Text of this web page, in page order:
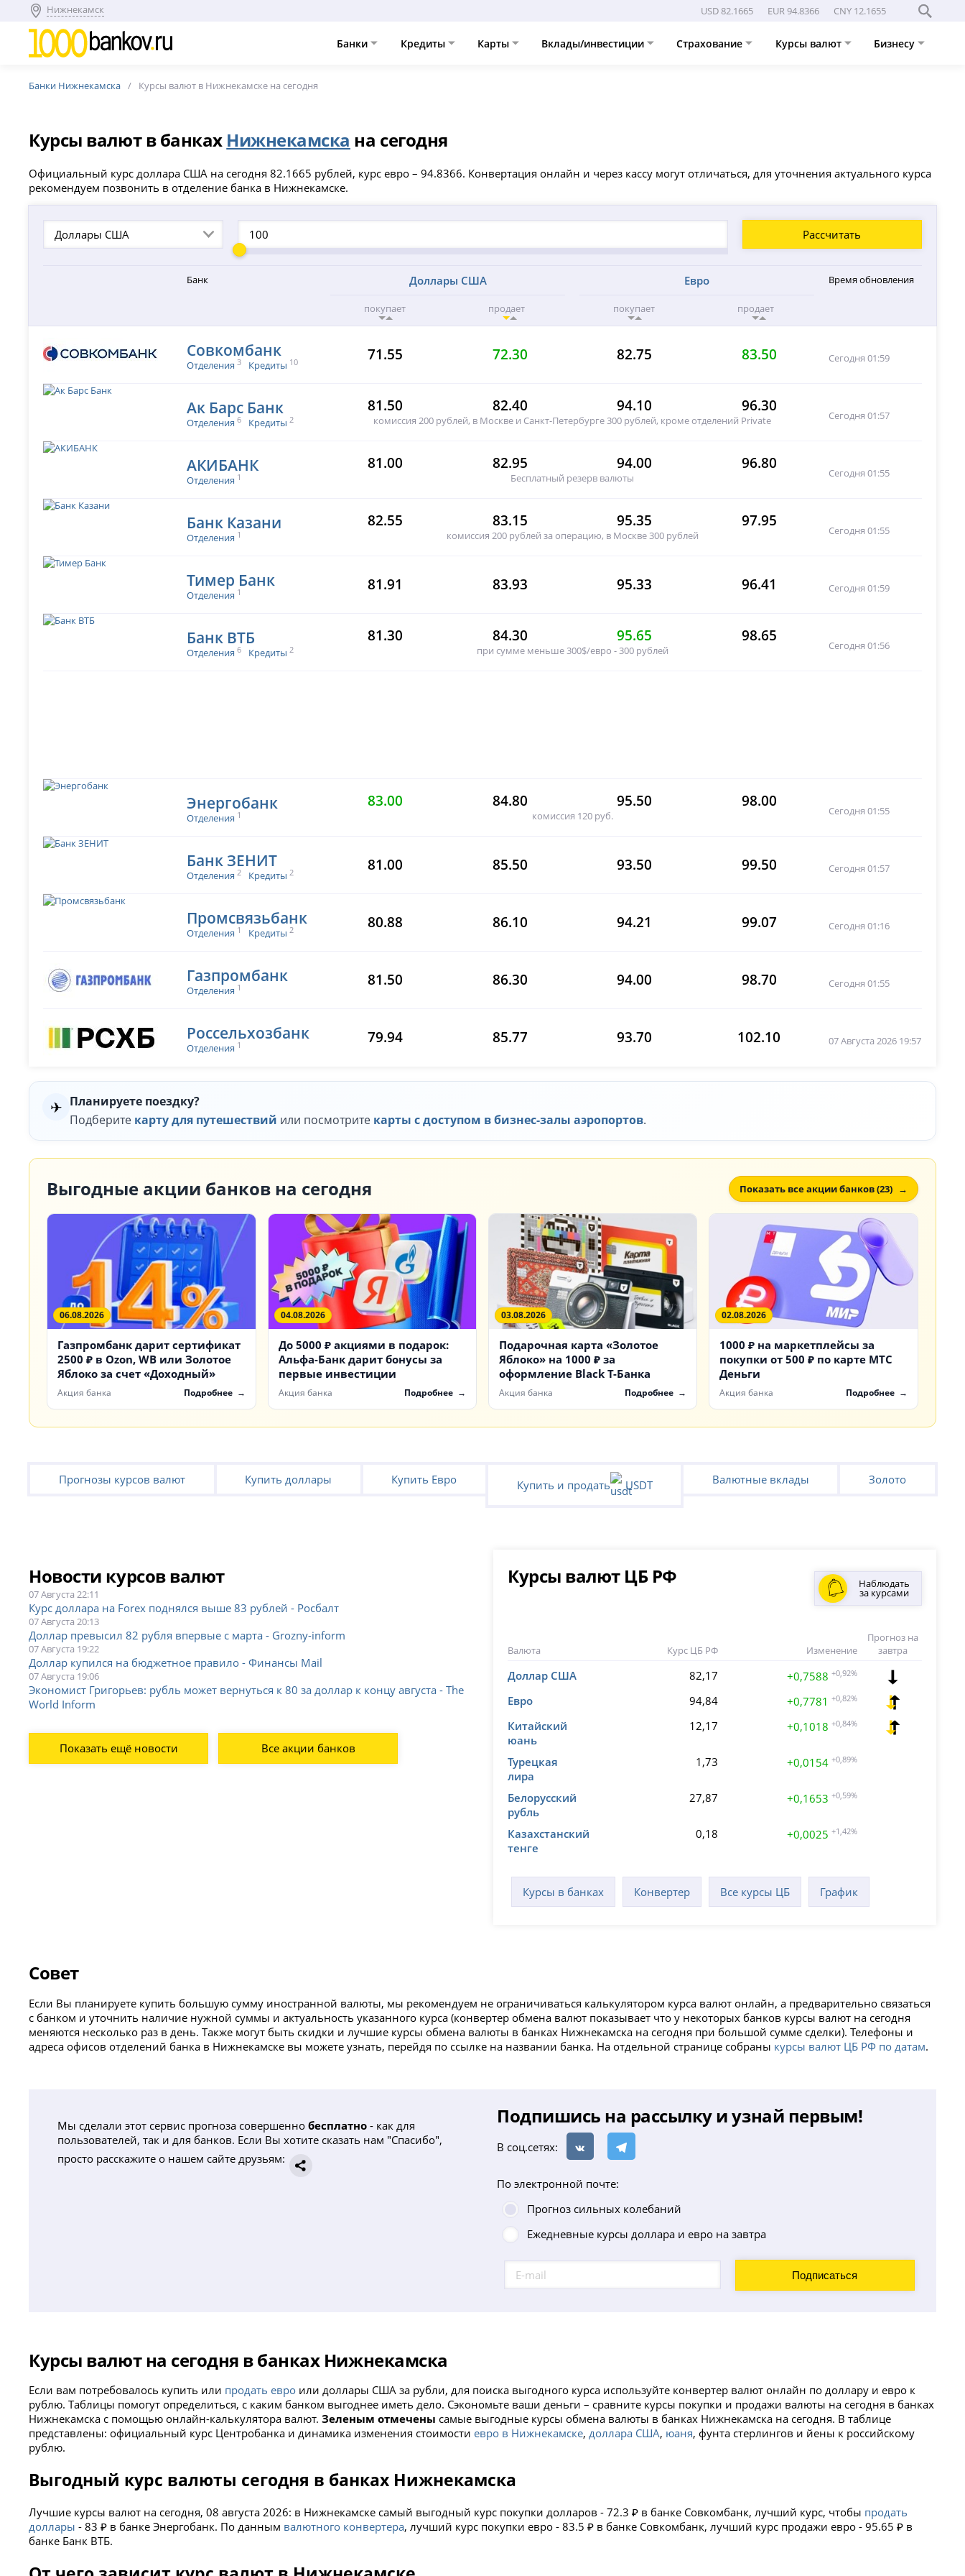
Нижнекамск USD 82.1665 EUR 94.8366 CNY 12.1655
Банки Кредиты Карты Вклады/инвестиции Страхование Курсы валют Бизнесу
Банки Нижнекамска Курсы валют в Нижнекамске на сегодня
Курсы валют в банках Нижнекамска на сегодня
Официальный курс доллара США на сегодня 82.1665 рублей, курс евро – 94.8366. Конвертация онлайн и через кассу могут отличаться, для уточнения актуального курса
рекомендуем позвонить в отделение банка в Нижнекамске.
Доллары США Рассчитать
Банк Доллары США
покупает продает
Евро
покупает продает
Время обновления
Совкомбанк
Отделения 3 Кредиты 10 71.55 72.30 82.75 83.50 Сегодня 01:59
Ак Барс Банк
Отделения 6 Кредиты 2
81.50 82.40 94.10 96.30
комиссия 200 рублей, в Москве и Санкт-Петербурге 300 рублей, кроме отделений Private Сегодня 01:57
АКИБАНК
Отделения 1
81.00 82.95 94.00 96.80
Бесплатный резерв валюты Сегодня 01:55
Банк Казани
Отделения 1
82.55 83.15 95.35 97.95
комиссия 200 рублей за операцию, в Москве 300 рублей Сегодня 01:55
Тимер Банк
Отделения 1 81.91 83.93 95.33 96.41 Сегодня 01:59
Банк ВТБ
Отделения 6 Кредиты 2
81.30 84.30 95.65 98.65
при сумме меньше 300$/евро - 300 рублей Сегодня 01:56
Энергобанк
Отделения 1
83.00 84.80 95.50 98.00
комиссия 120 руб. Сегодня 01:55
Банк ЗЕНИТ
Отделения 2 Кредиты 2 81.00 85.50 93.50 99.50 Сегодня 01:57
Промсвязьбанк
Отделения 1 Кредиты 2 80.88 86.10 94.21 99.07 Сегодня 01:16
Газпромбанк
Отделения 1 81.50 86.30 94.00 98.70 Сегодня 01:55
Россельхозбанк
Отделения 1 79.94 85.77 93.70 102.10 07 Августа 2026 19:57
✈ Планируете поездку?
Подберите карту для путешествий или посмотрите карты с доступом в бизнес-залы аэропортов.
Выгодные акции банков на сегодня Показать все акции банков (23)
06.08.2026
Газпромбанк дарит сертификат
2500 ₽ в Ozon, WB или Золотое
Яблоко за счет «Доходный»
Акция банка Подробнее
04.08.2026
До 5000 ₽ акциями в подарок:
Альфа-Банк дарит бонусы за
первые инвестиции
Акция банка Подробнее
03.08.2026
Подарочная карта «Золотое
Яблоко» на 1000 ₽ за
оформление Black Т-Банка
Акция банка Подробнее
02.08.2026
1000 ₽ на маркетплейсы за
покупки от 500 ₽ по карте МТС
Деньги
Акция банка Подробнее
Прогнозы курсов валют Купить доллары Купить Евро Купить и продать USDT Валютные вклады Золото
Новости курсов валют
07 Августа 22:11
Курс доллара на Forex поднялся выше 83 рублей - Росбалт
07 Августа 20:13
Доллар превысил 82 рубля впервые с марта - Grozny-inform
07 Августа 19:22
Доллар купился на бюджетное правило - Финансы Mail
07 Августа 19:06
Экономист Григорьев: рубль может вернуться к 80 за доллар к концу августа - The
World Inform
Показать ещё новости Все акции банков
Курсы валют ЦБ РФ Наблюдать
за курсами
Валюта Курс ЦБ РФ Изменение
Прогноз на
завтра
Доллар США 82,17 +0,7588 +0,92%
Евро 94,84 +0,7781 +0,82%
Китайский
юань
12,17 +0,1018 +0,84%
Турецкая
лира
1,73 +0,0154 +0,89%
Белорусский
рубль
27,87 +0,1653 +0,59%
Казахстанский
тенге
0,18 +0,0025 +1,42%
Курсы в банках Конвертер Все курсы ЦБ График
Совет
Если Вы планируете купить большую сумму иностранной валюты, мы рекомендуем не ограничиваться калькулятором курса валют онлайн, а предварительно связаться
с банком и уточнить наличие нужной суммы и актуальность указанного курса (конвертер обмена валют показывает что у некоторых банков курсы валют на сегодня
меняются несколько раз в день. Также могут быть скидки и лучшие курсы обмена валюты в банках Нижнекамска на сегодня при большой сумме сделки). Телефоны и
адреса офисов отделений банка в Нижнекамске вы можете узнать, перейдя по ссылке на названии банка. На отдельной странице собраны курсы валют ЦБ РФ по датам.
Мы сделали этот сервис прогноза совершеннобесплатно - как для
пользователей, так и для банков. Если Вы хотите сказать нам "Спасибо",
просто расскажите о нашем сайте друзьям:
Подпишись на рассылку и узнай первым!
В соц.сетях:
По электронной почте:
Прогноз сильных колебаний
Ежедневные курсы доллара и евро на завтра
Курсы валют на сегодня в банках Нижнекамска
Если вам потребовалось купить или продать евро или доллары США за рубли, для поиска выгодного курса используйте конвертер валют онлайн по доллару и евро к
рублю. Таблицы помогут определиться, с каким банком выгоднее иметь дело. Сэкономьте ваши деньги – сравните курсы покупки и продажи валюты на сегодня в банках
Нижнекамска с помощью онлайн-калькулятора валют.Зеленым отмечены самые выгодные курсы обмена валюты в банках Нижнекамска на сегодня. В таблице
представлены: официальный курс Центробанка и динамика изменения стоимостиевро в Нижнекамске, доллара США, юаня, фунта стерлингов и йены к российскому
рублю.
Выгодный курс валюты сегодня в банках Нижнекамска
Лучшие курсы валют на сегодня, 08 августа 2026: в Нижнекамске самый выгодный курс покупки долларов - 72.3 ₽ в банке Совкомбанк, лучший курс, чтобы продать
доллары - 83 ₽ в банке Энергобанк. По данным валютного конвертера, лучший курс покупки евро - 83.5 ₽ в банке Совкомбанк, лучший курс продажи евро - 95.65 ₽ в
банке Банк ВТБ.